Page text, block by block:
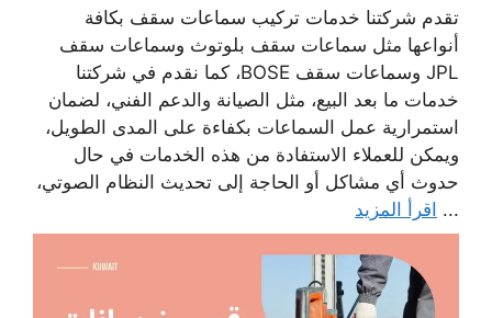
تقدم شركتنا خدمات تركيب سماعات سقف بكافة
أنواعها مثل سماعات سقف بلوتوث وسماعات سقف
JPL وسماعات سقف BOSE، كما نقدم في شركتنا
خدمات ما بعد البيع، مثل الصيانة والدعم الفني، لضمان
استمرارية عمل السماعات بكفاءة على المدى الطويل،
ويمكن للعملاء الاستفادة من هذه الخدمات في حال
حدوث أي مشاكل أو الحاجة إلى تحديث النظام الصوتي،
... اقرأ المزيد